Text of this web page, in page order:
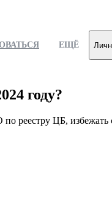
ЕЩЁ
году?
ЦБ,